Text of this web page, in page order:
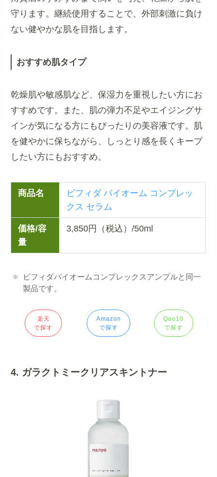
守ります。継続使用することで、外部刺激に負け
ない健やかな肌を目指します。
おすすめ肌タイプ
乾燥肌や敏感肌など、保湿力を重視したい方にお
すすめです。また、肌の弾力不足やエイジングサ
インが気になる方にもぴったりの美容液です。肌
を健やかに保ちながら、しっとり感を長くキープ
したい方にもおすすめ。
商品名
ビフィダ バイオーム コンプレッ
クス セラム
価格/容
量
3,850円（税込）/50ml
ビフィダバイオームコンプレックスアンプルと同一
製品です。
楽天
で探す
Amazon
で探す
Qoo10
で探す
4. ガラクトミークリアスキントナー